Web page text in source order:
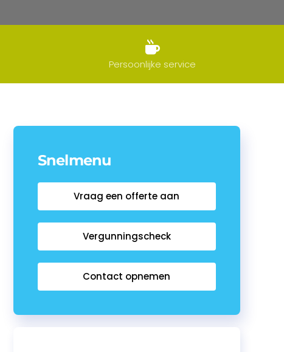
Persoonlijke service
Snelmenu
Vraag een offerte aan
Vergunningscheck
Contact opnemen